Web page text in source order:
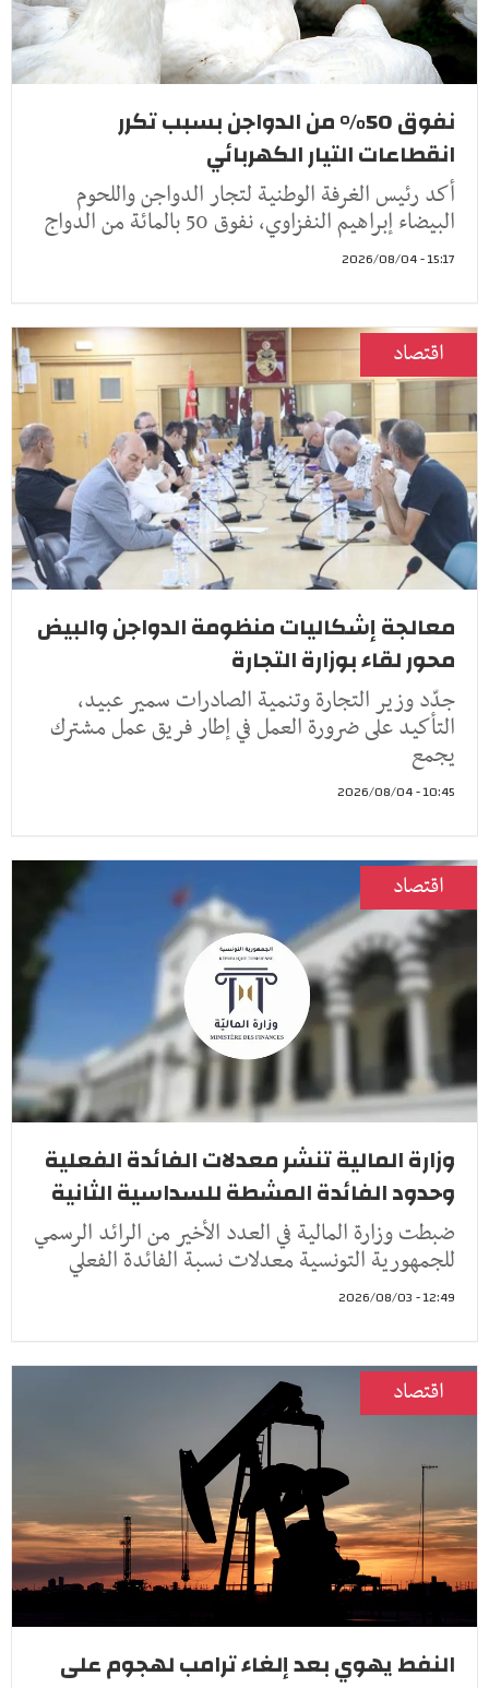
نفوق 50% من الدواجن بسبب تكرر
انقطاعات التيار الكهربائي
أكد رئيس الغرفة الوطنية لتجار الدواجن واللحوم
البيضاء إبراهيم النفزاوي، نفوق 50 بالمائة من الدواج
15:17 - 2026/08/04
اقتصاد
معالجة إشكاليات منظومة الدواجن والبيض
محور لقاء بوزارة التجارة
جدّد وزير التجارة وتنمية الصادرات سمير عبيد،
التأكيد على ضرورة العمل في إطار فريق عمل مشترك
يجمع
10:45 - 2026/08/04
اقتصاد
وزارة المالية تنشر معدلات الفائدة الفعلية
وحدود الفائدة المشطة للسداسية الثانية
ضبطت وزارة المالية في العدد الأخير من الرائد الرسمي
للجمهورية التونسية معدلات نسبة الفائدة الفعلي
12:49 - 2026/08/03
اقتصاد
النفط يهوي بعد إلغاء ترامب لهجوم على